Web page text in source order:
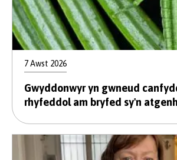
7 Awst 2026
Gwyddonwyr yn gwneud
rhyfeddol am bryfed sy'n